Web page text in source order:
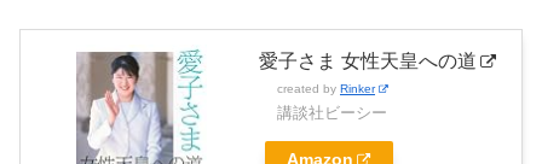
愛子さま 女性天皇への道
created by Rinker
講談社ビーシー
Amazon